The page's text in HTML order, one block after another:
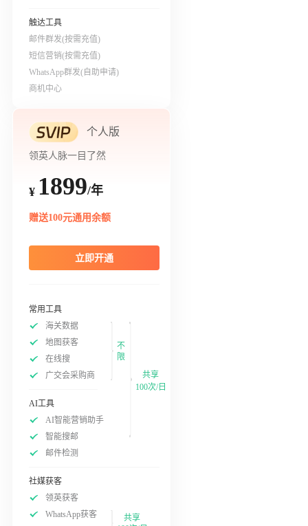
触达工具
邮件群发(按需充值)
短信营销(按需充值)
WhatsApp群发(自助申请)
商机中心
个人版
领英人脉一目了然
¥ 1899/年
赠送100元通用余额
立即开通
常用工具
海关数据
地图获客
在线搜
广交会采购商
不
限
AI工具
AI智能营销助手
智能搜邮
邮件检测
社媒获客
领英获客
WhatsApp获客
共享
共享
100次/日